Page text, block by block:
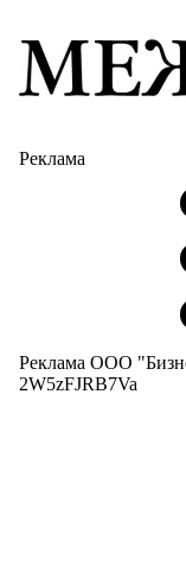
Реклама
Реклама ООО
2W5zFJRB7Va